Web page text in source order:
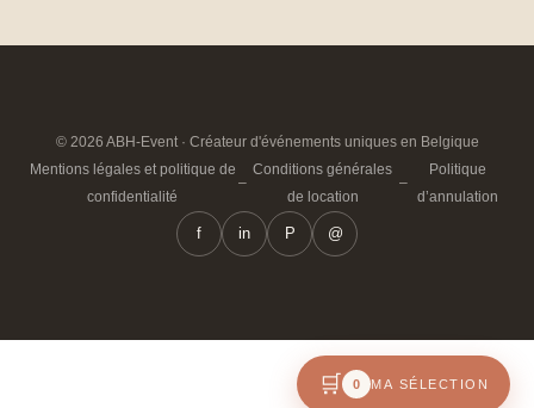
© 2026 ABH-Event · Créateur d'événements uniques en Belgique
Mentions légales et politique de
confidentialité
–
Conditions générales
de location
–
Politique
d’annulation
f in P @
🛒 0 MA SÉLECTION